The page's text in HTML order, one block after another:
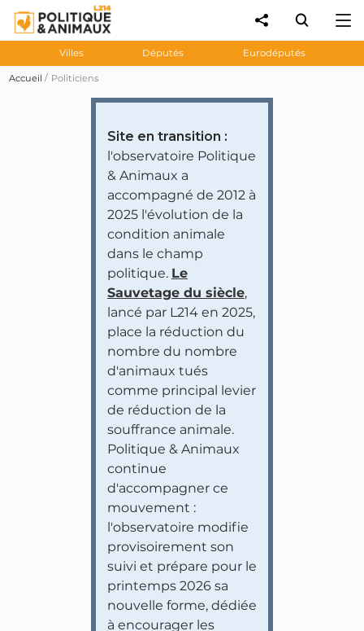
Villes Députés Eurodéputés
Accueil Politiciens
Site en transition :
l'observatoire Politique
& Animaux a
accompagné de 2012 à
2025 l'évolution de la
condition animale
dans le champ
politique. Le
Sauvetage du siècle,
lancé par L214 en 2025,
place la réduction du
nombre du nombre
d'animaux tués
comme principal levier
de réduction de la
souffrance animale.
Politique & Animaux
continue
d'accompagner ce
mouvement :
l'observatoire modifie
provisoirement son
suivi et prépare pour le
printemps 2026 sa
nouvelle forme, dédiée
à encourager les